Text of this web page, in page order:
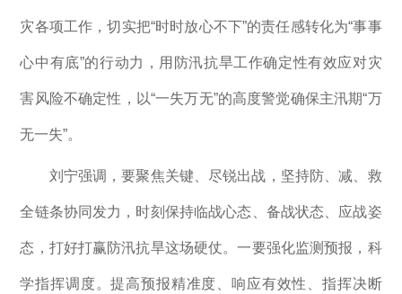
灾各项工作，切实把“时时放心不下”的责任感转化为“事事
心中有底”的行动力，用防汛抗旱工作确定性有效应对灾
害风险不确定性，以“一失万无”的高度警觉确保主汛期“万
无一失”。
刘宁强调，要聚焦关键、尽锐出战，坚持防、减、救
全链条协同发力，时刻保持临战心态、备战状态、应战姿
态，打好打赢防汛抗旱这场硬仗。一要强化监测预报，科
学指挥调度。提高预报精准度、响应有效性、指挥决断